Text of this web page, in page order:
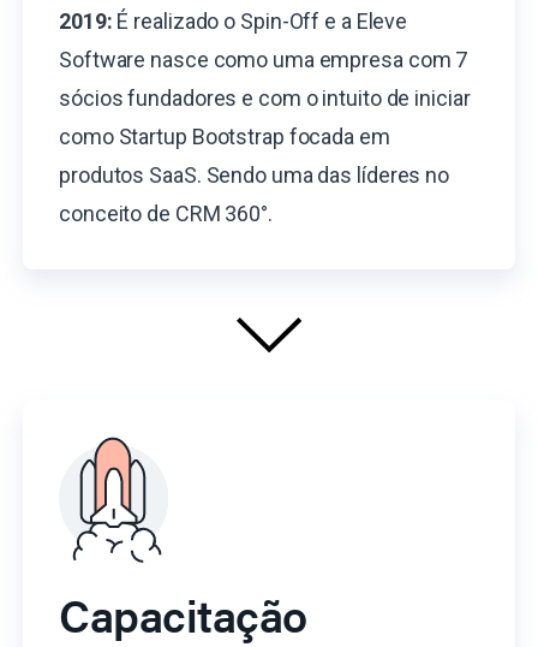
2019: É realizado o Spin-Off e a Eleve
Software nasce como uma empresa com 7
sócios fundadores e com o intuito de iniciar
como Startup Bootstrap focada em
produtos SaaS. Sendo uma das líderes no
conceito de CRM 360°.
Capacitação